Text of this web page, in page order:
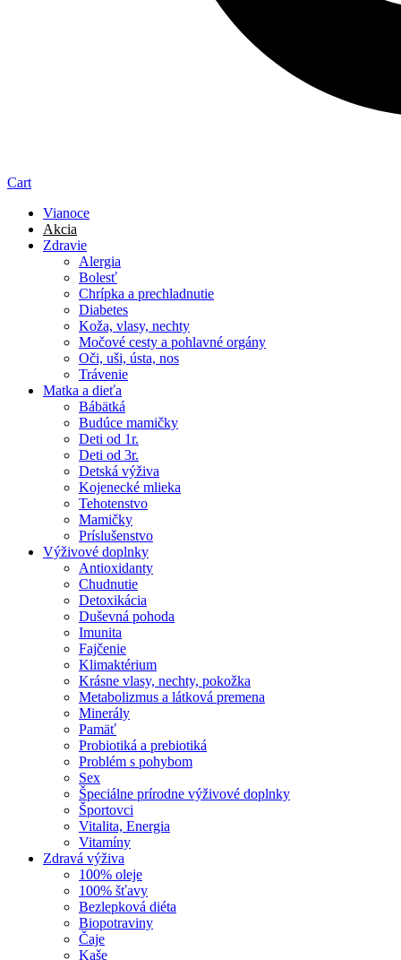
Cart
Vianoce
Akcia
Zdravie
Alergia
Bolesť
Chrípka a prechladnutie
Diabetes
Koža, vlasy, nechty
Močové cesty a pohlavné orgány
Oči, uši, ústa, nos
Trávenie
Matka a dieťa
Bábätká
Budúce mamičky
Deti od 1r.
Deti od 3r.
Detská výživa
Kojenecké mlieka
Tehotenstvo
Mamičky
Príslušenstvo
Výživové doplnky
Antioxidanty
Chudnutie
Detoxikácia
Duševná pohoda
Imunita
Fajčenie
Klimaktérium
Krásne vlasy, nechty, pokožka
Metabolizmus a látková premena
Minerály
Pamäť
Probiotiká a prebiotiká
Problém s pohybom
Sex
Špeciálne prírodne výživové doplnky
Športovci
Vitalita, Energia
Vitamíny
Zdravá výživa
100% oleje
100% šťavy
Bezlepková diéta
Biopotraviny
Čaje
Kaše